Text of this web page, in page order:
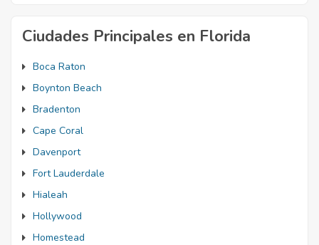
Ciudades Principales en Florida
Boca Raton
Boynton Beach
Bradenton
Cape Coral
Davenport
Fort Lauderdale
Hialeah
Hollywood
Homestead